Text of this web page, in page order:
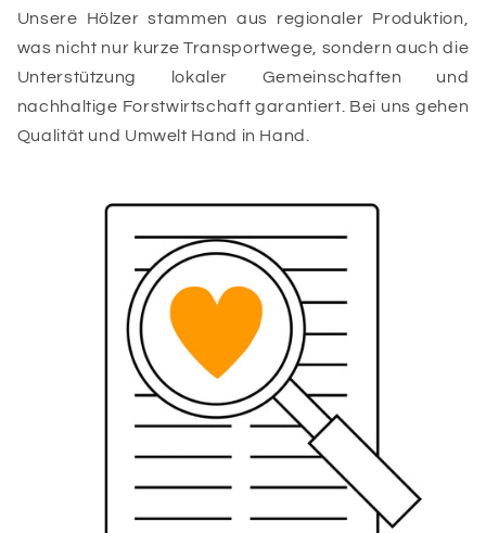
Unsere Hölzer stammen aus regionaler Produktion,
was nicht nur kurze Transportwege, sondern auch die
Unterstützung lokaler Gemeinschaften und
nachhaltige Forstwirtschaft garantiert. Bei uns gehen
Qualität und Umwelt Hand in Hand.